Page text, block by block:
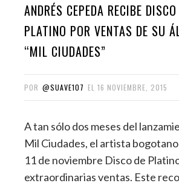
ANDRÉS CEPEDA RECIBE
PLATINO POR VENTAS DE SU
“MIL CIUDADES”
POR @SUAVE107 EL 16 NOVIEMBRE, 2015
A tan sólo dos meses del
Mil Ciudades, el artista
11 de noviembre Disco de
extraordinarias ventas. Este